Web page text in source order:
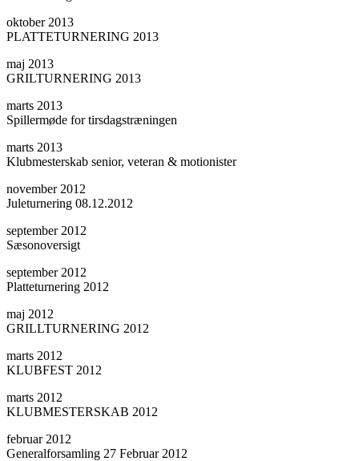
oktober 2013
PLATTETURNERING 2013
maj 2013
GRILTURNERING 2013
marts 2013
Spillermøde for tirsdagstræningen
marts 2013
Klubmesterskab senior, veteran & motionister
november 2012
Juleturnering 08.12.2012
september 2012
Sæsonoversigt
september 2012
Platteturnering 2012
maj 2012
GRILLTURNERING 2012
marts 2012
KLUBFEST 2012
marts 2012
KLUBMESTERSKAB 2012
februar 2012
Generalforsamling 27 Februar 2012